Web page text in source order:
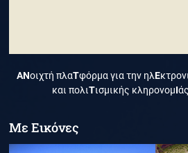
ΑΝοιχτή πλαΤφόρμα για την ηλΕ
και πολιΤισμικής κληρονομΙ
Με Εικόνες